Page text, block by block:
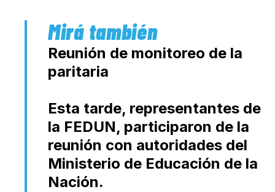
Reunión de monitoreo de la
paritaria
Esta tarde, representantes de
la FEDUN, participaron de la
reunión con autoridades del
Ministerio de Educación de la
Nación.